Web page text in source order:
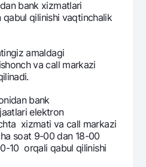
bank xizmatlari
qabul qilinishi vaqtinchalik
amaldagi
va call markazi
bank
elеktron
xizmati va call markazi
soat 9-00 dan 18-00
10 orqali qabul qilinishi